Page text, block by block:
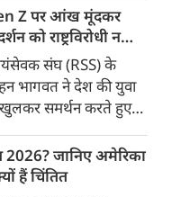
ताजनगरी में यमुना नदी
को खूबसूरत, प्रदूषण मुक्त
तैयारी
है। आगरा के झलकारी
से लेकर वेदांत मंदिर के
(यमुना बैंक साइड)
भव्य पार्क का विकास
है।
Z पर आंख मूंदकर
को राष्ट्रविरोधी न
का बड़ा बयान, चीन
कहा
स्वयंसेवक संघ (RSS) के
भागवत ने देश की युवा
खुलकर समर्थन करते हुए
करेंगे। उन्होंने कहा कि
में शामिल होने वाले
2026? जानिए अमेरिका
हैं चिंतित